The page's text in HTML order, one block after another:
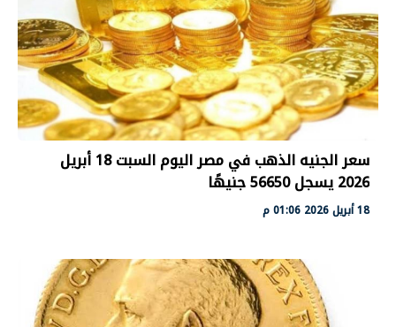
سعر الجنيه الذهب في مصر اليوم السبت 18 أبريل
2026 يسجل 56650 جنيهًا
18 أبريل 2026 01:06 م